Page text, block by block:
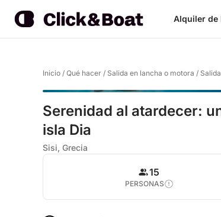
Alquiler de
Inicio / Qué hacer / Salida en lancha o motora /
Serenidad al atardecer:
isla Dia
Sisi, Grecia
15
PERSONAS